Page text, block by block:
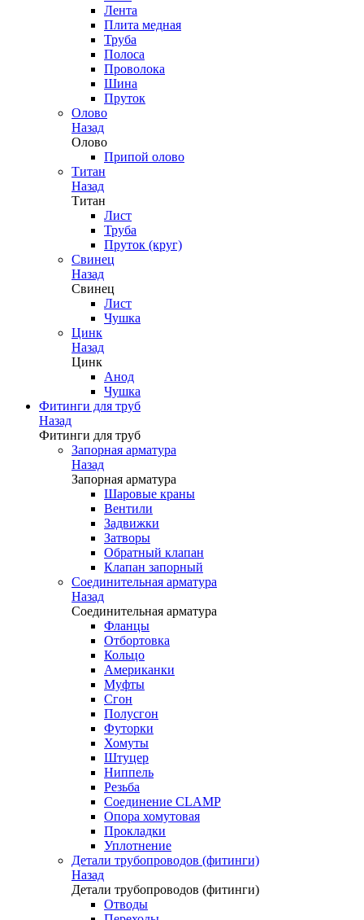
Лента
Плита медная
Труба
Полоса
Проволока
Шина
Пруток
Олово
Назад
Олово
Припой олово
Титан
Назад
Титан
Лист
Труба
Пруток (круг)
Свинец
Назад
Свинец
Лист
Чушка
Цинк
Назад
Цинк
Анод
Чушка
Фитинги для труб
Назад
Фитинги для труб
Запорная арматура
Назад
Запорная арматура
Шаровые краны
Вентили
Задвижки
Затворы
Обратный клапан
Клапан запорный
Соединительная арматура
Назад
Соединительная арматура
Фланцы
Отбортовка
Кольцо
Американки
Муфты
Сгон
Полусгон
Футорки
Хомуты
Штуцер
Ниппель
Резьба
Соединение CLAMP
Опора хомутовая
Прокладки
Уплотнение
Детали трубопроводов (фитинги)
Назад
Детали трубопроводов (фитинги)
Отводы